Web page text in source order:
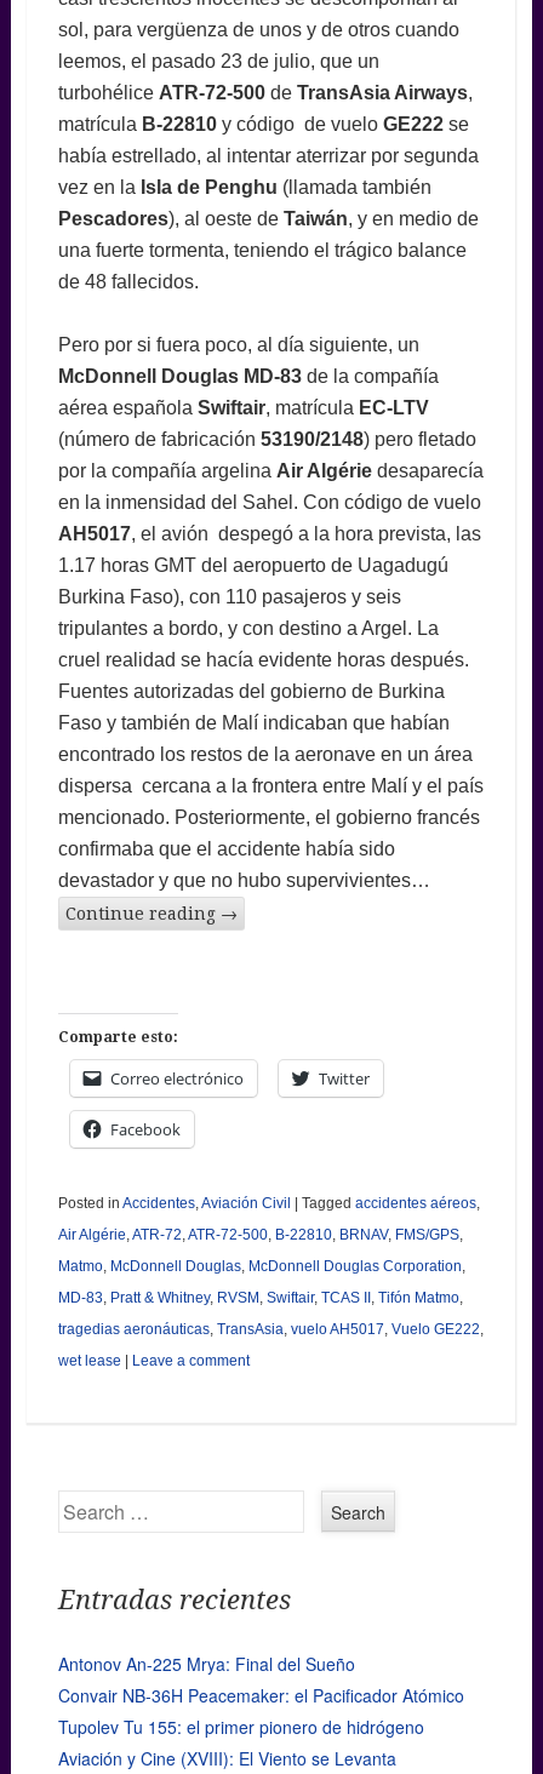
sol, para vergüenza de unos y de otros cuando
leemos, el pasado 23 de julio, que un
turbohélice ATR-72-500de TransAsia Airways,
matrícula B-22810y código de vuelo GE222se
había estrellado, al intentar aterrizar por segunda
vez en la Isla de Penghu (llamada también
Pescadores), al oeste de Taiwán, y en medio de
una fuerte tormenta, teniendo el trágico balance
de 48 fallecidos.
Pero por si fuera poco, al día siguiente, un
McDonnell Douglas MD-83de la compañía
aérea española Swiftair, matrícula EC-LTV
(número de fabricación 53190/2148) pero fletado
por la compañía argelina Air Algériedesaparecía
en la inmensidad del Sahel. Con código de vuelo
AH5017, el avión despegó a la hora prevista, las
1.17 horas GMT del aeropuerto de Uagadugú
Burkina Faso), con 110 pasajeros y seis
tripulantes a bordo, y con destino a Argel. La
cruel realidad se hacía evidente horas después.
Fuentes autorizadas del gobierno de Burkina
Faso y también de Malí indicaban que habían
encontrado los restos de la aeronave en un área
dispersa cercana a la frontera entre Malí y el país
mencionado. Posteriormente, el gobierno francés
confirmaba que el accidente había sido
devastador y que no hubo supervivientes…
Continue reading →
Comparte esto:
Correo electrónico Twitter
Facebook
Posted in Accidentes, Aviación Civil | Tagged accidentes aéreos,
Air Algérie ATR-72 ATR-72-500, B-22810, BRNAV, FMS/GPS,
Matmo, McDonnell Douglas, McDonnell Douglas Corporation
MD-83 Pratt & Whitney, RVSM Swiftair, TCAS II, Tifón Matmo,
tragedias aeronáuticas, TransAsia vuelo AH5017 Vuelo GE222
wet lease | Leave a comment
Search
Entradas recientes
Antonov An-225 Mrya: Final del Sueño
Convair NB-36H Peacemaker: el Pacificador Atómico
Tupolev Tu 155: el primer pionero de hidrógeno
Aviación y Cine (XVIII): El Viento se Levanta